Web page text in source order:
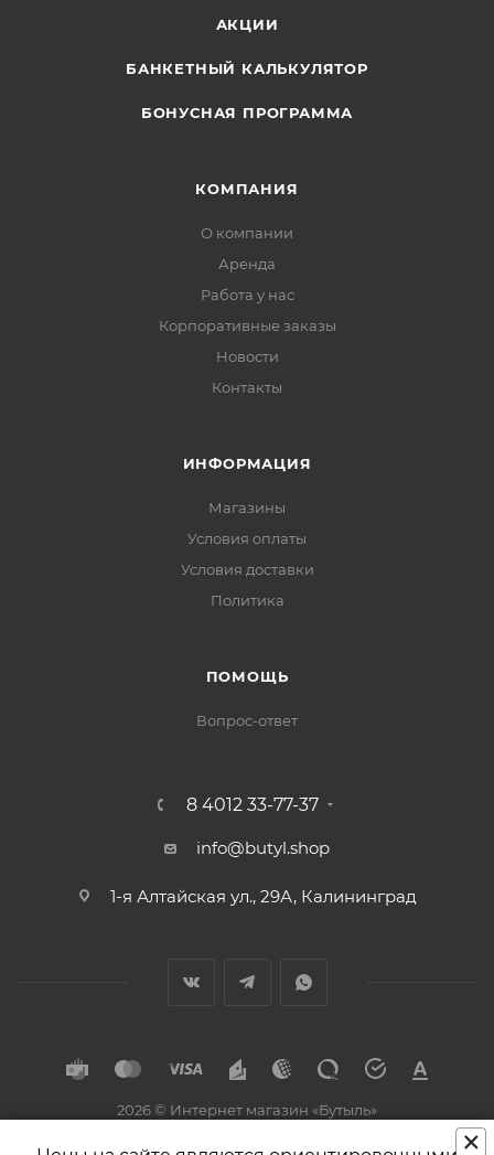
АКЦИИ
БАНКЕТНЫЙ КАЛЬКУЛЯТОР
БОНУСНАЯ ПРОГРАММА
КОМПАНИЯ
О компании
Аренда
Работа у нас
Корпоративные заказы
Новости
Контакты
ИНФОРМАЦИЯ
Магазины
Условия оплаты
Условия доставки
Политика
ПОМОЩЬ
Вопрос-ответ
8 4012 33-77-37
info@butyl.shop
1-я Алтайская ул., 29А, Калининград
2026 © Интернет магазин «Бутыль»
Разработка и поддержка ×